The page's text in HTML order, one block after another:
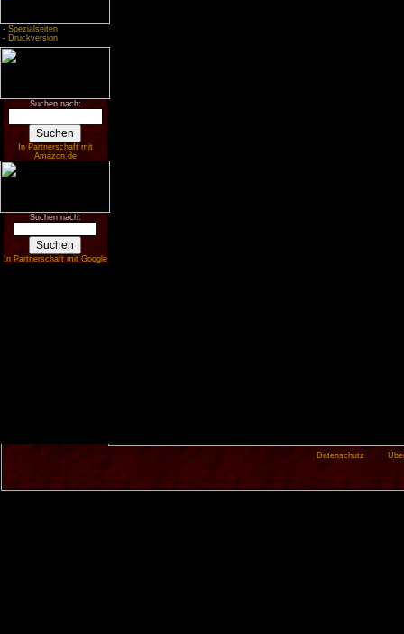
- Spezialseiten
- Druckversion
Suchen nach:
In Partnerschaft mit
Amazon.de
Suchen nach:
In Partnerschaft mit Google
Datenschutz